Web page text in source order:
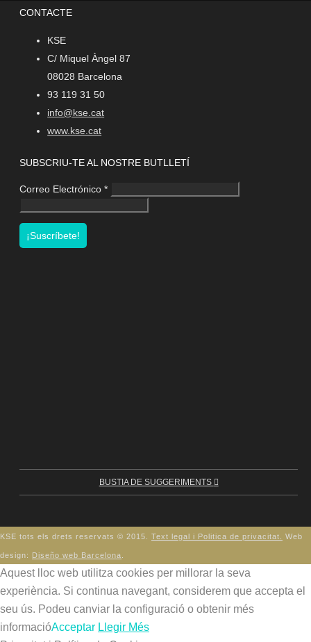
CONTACTE
KSE
C/ Miquel Àngel 87
08028 Barcelona
93 119 31 50
info@kse.cat
www.kse.cat
SUBSCRIU-TE AL NOSTRE BUTLLETÍ
Correo Electrónico*
BUSTIA DE SUGGERIMENTS
KSE tots els drets reservats © 2015. Text legal i Politica de privacitat. Web
design: Diseño web Barcelona
Aquest lloc web utilitza cookies per millorar la seva
experiència. Si continua navegant, considerem que accepta el
seu ús. Podeu canviar la configuració o obtenir més
informacióAcceptar Llegir Més